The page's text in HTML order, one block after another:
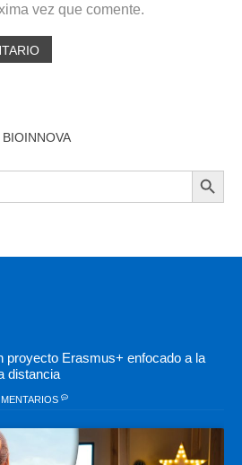
vez que comente.
BOTÓN DE
proyecto Erasmus+ enfocado a la
distancia